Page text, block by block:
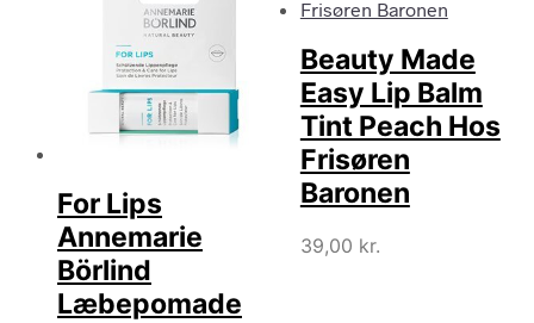
For Lips
Annemarie
Börlind
Læbepomade
Beauty Made
Easy Lip Balm
Tint Peach Hos
Frisøren
Baronen
39,00 kr.